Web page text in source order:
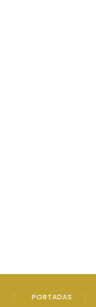
PORTADAS